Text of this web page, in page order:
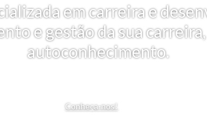
em carreira e
e gestão da sua
autoconhecimento.
Conheça-nos!